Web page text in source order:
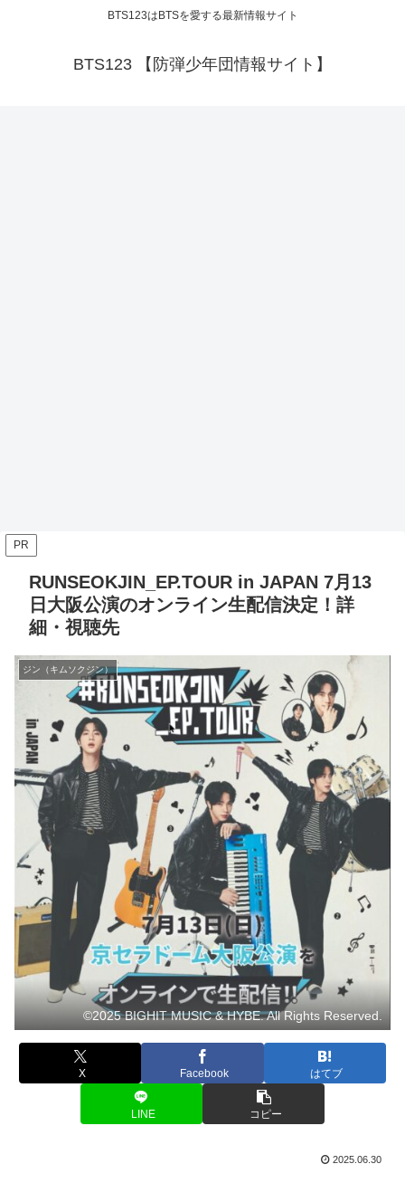
BTS123はBTSを愛する最新情報サイト
BTS123 【防弾少年団情報サイト】
PR
RUNSEOKJIN_EP.TOUR in JAPAN 7月13
日大阪公演のオンライン生配信決定！詳
細・視聴先
ジン（キムソクジン）
©2025 BIGHIT MUSIC & HYBE. All Rights Reserved.
X Facebook はてブ
LINE コピー
2025.06.30